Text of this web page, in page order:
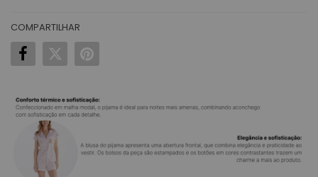
COMPARTILHAR